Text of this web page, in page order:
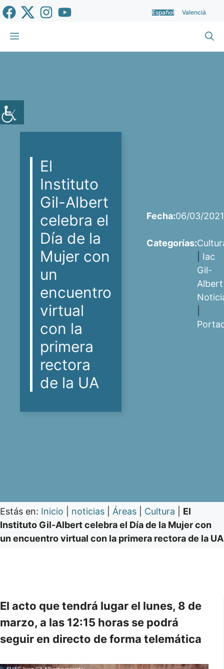
Saltar
al
contenido
Español Valencià
Menú
El
Instituto
Gil-Albert
celebra el
Día de la
Mujer con
un
encuentro
virtual
con la
primera
rectora
de la UA
Fecha:06/03/2021
Categorías:
Iac
Gil-
Albert
Estás en: Inicio noticias Áreas Cultura
El
Instituto Gil-Albert celebra el Día de la Mujer con
un encuentro virtual con la primera rectora de la UA
El acto que tendrá lugar el lunes, 8 de
marzo, a las 12:15 horas se podrá
seguir en directo de forma telemática